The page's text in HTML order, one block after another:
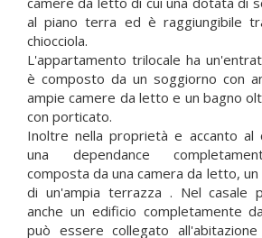
al piano terra ed è raggiungibile
chiocciola.
L'appartamento trilocale ha
è composto da un soggiorno con
ampie camere da letto e un bagno
con porticato.
Inoltre nella proprietà e accanto al
una dependance
composta da una camera da letto,
di un'ampia terrazza . Nel casale
anche un edificio completamente
può essere collegato